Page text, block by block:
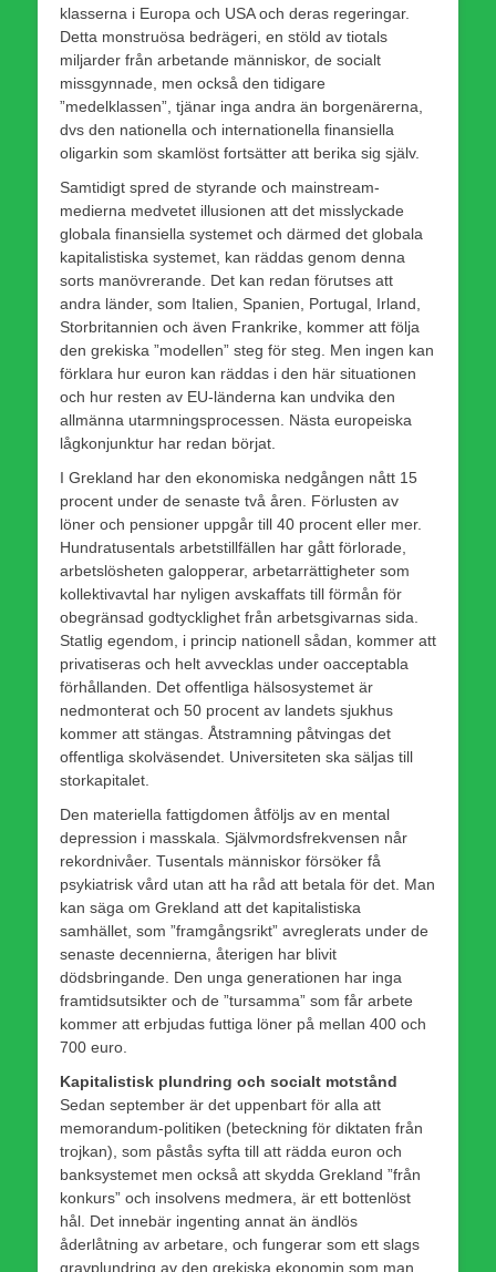
klasserna i Europa och USA och deras regeringar.
Detta monstruösa bedrägeri, en stöld av tiotals
miljarder från arbetande människor, de socialt
missgynnade, men också den tidigare
”medelklassen”, tjänar inga andra än borgenärerna,
dvs den nationella och internationella finansiella
oligarkin som skamlöst fortsätter att berika sig själv.
Samtidigt spred de styrande och mainstream-
medierna medvetet illusionen att det misslyckade
globala finansiella systemet och därmed det globala
kapitalistiska systemet, kan räddas genom denna
sorts manövrerande. Det kan redan förutses att
andra länder, som Italien, Spanien, Portugal, Irland,
Storbritannien och även Frankrike, kommer att följa
den grekiska ”modellen” steg för steg. Men ingen kan
förklara hur euron kan räddas i den här situationen
och hur resten av EU-länderna kan undvika den
allmänna utarmningsprocessen. Nästa europeiska
lågkonjunktur har redan börjat.
I Grekland har den ekonomiska nedgången nått 15
procent under de senaste två åren. Förlusten av
löner och pensioner uppgår till 40 procent eller mer.
Hundratusentals arbetstillfällen har gått förlorade,
arbetslösheten galopperar, arbetarrättigheter som
kollektivavtal har nyligen avskaffats till förmån för
obegränsad godtycklighet från arbetsgivarnas sida.
Statlig egendom, i princip nationell sådan, kommer att
privatiseras och helt avvecklas under oacceptabla
förhållanden. Det offentliga hälsosystemet är
nedmonterat och 50 procent av landets sjukhus
kommer att stängas. Åtstramning påtvingas det
offentliga skolväsendet. Universiteten ska säljas till
storkapitalet.
Den materiella fattigdomen åtföljs av en mental
depression i masskala. Självmordsfrekvensen når
rekordnivåer. Tusentals människor försöker få
psykiatrisk vård utan att ha råd att betala för det. Man
kan säga om Grekland att det kapitalistiska
samhället, som ”framgångsrikt” avreglerats under de
senaste decennierna, återigen har blivit
dödsbringande. Den unga generationen har inga
framtidsutsikter och de ”tursamma” som får arbete
kommer att erbjudas futtiga löner på mellan 400 och
700 euro.
Kapitalistisk plundring och socialt motstånd
Sedan september är det uppenbart för alla att
memorandum-politiken (beteckning för diktaten från
trojkan), som påstås syfta till att rädda euron och
banksystemet men också att skydda Grekland ”från
konkurs” och insolvens medmera, är ett bottenlöst
hål. Det innebär ingenting annat än ändlös
åderlåtning av arbetare, och fungerar som ett slags
gravplundring av den grekiska ekonomin som man